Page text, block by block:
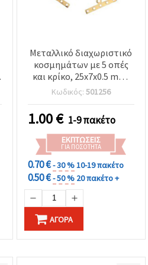
Μεταλλικό διαχωριστικό
κοσμημάτων με 5 οπές
και κρίκο, 25x7x0.5 mm,
χρυσό χρώμα - 20 τεμ.
Κωδικός: 501256
1.00€ 1-9 πακέτο
ΕΚΠΤΏΣΕΙΣ
ΓΙΑ ΠΟΣΌΤΗΤΑ
0.70 €- 30 %10-19 πακέτο
0.50 €- 50 % 20 πακέτο +
ΑΓΟΡΆ